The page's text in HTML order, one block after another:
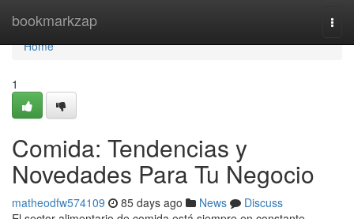
bookmarkzap
Home
Home
1
Comida: Tendencias y
Novedades Para Tu Negocio
matheodfw574109 85 days ago News
Discuss